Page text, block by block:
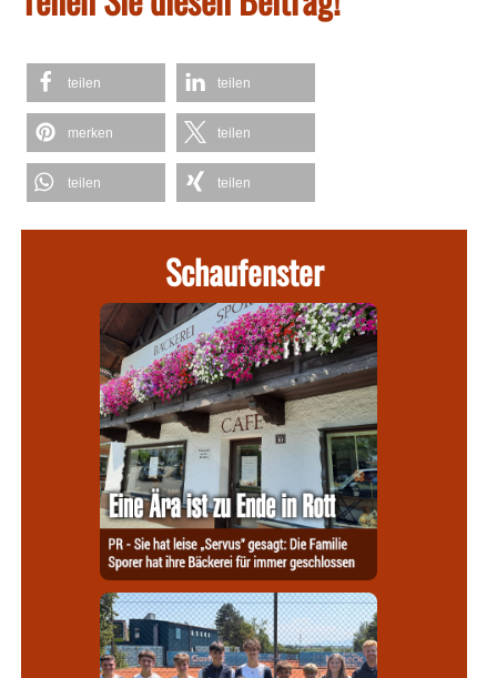
teilen teilen
merken teilen
teilen teilen
Schaufenster